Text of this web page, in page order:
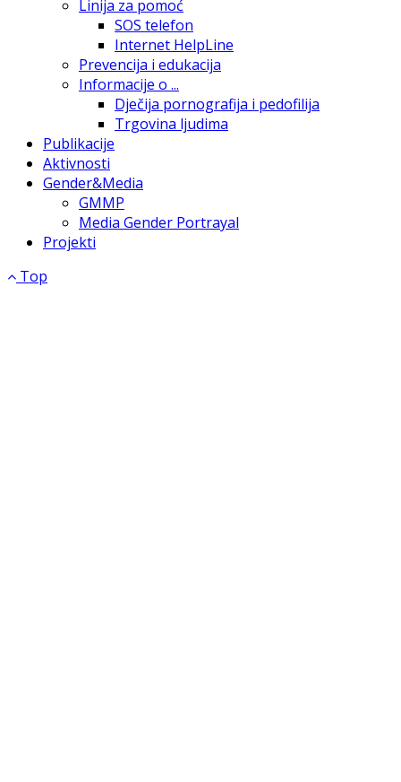
Linija za pomoć
SOS telefon
Internet HelpLine
Prevencija i edukacija
Informacije o ...
Dječija pornografija i pedofilija
Trgovina ljudima
Publikacije
Aktivnosti
Gender&Media
GMMP
Media Gender Portrayal
Projekti
Top